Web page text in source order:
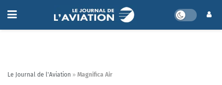
Le Journal de l'Aviation » Magnifica Air